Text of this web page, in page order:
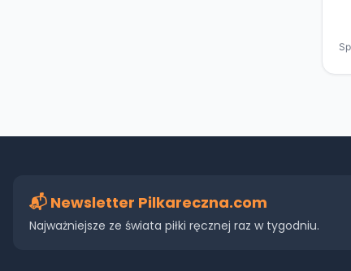
📬 Newsletter Pilkareczna.com
Najważniejsze ze świata piłki ręcznej raz w tygodniu.